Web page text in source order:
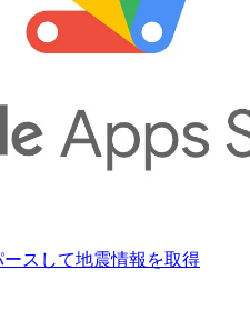
スして地震情報を取得